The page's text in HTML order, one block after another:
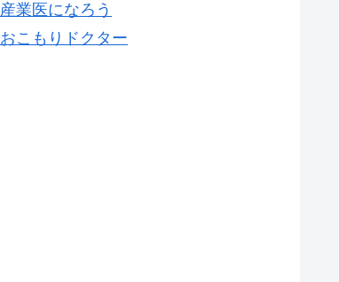
産業医になろう
おこもりドクター